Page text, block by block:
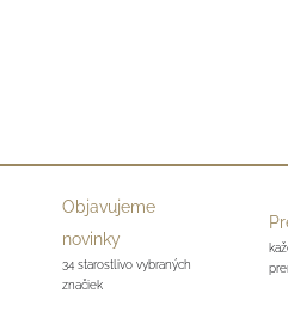
Objavujeme
novinky
34 starostlivo vybraných
značiek